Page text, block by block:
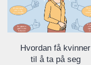
Hvordan få kvinner
til å ta på seg